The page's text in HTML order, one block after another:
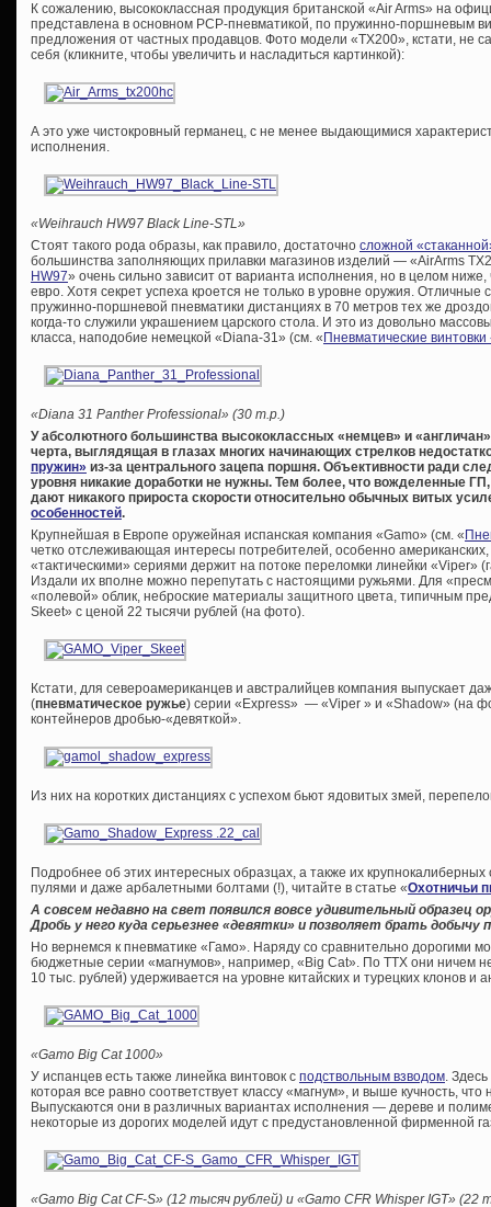
К сожалению, высококлассная продукция британской «Air Arms» на
представлена в основном PCP-пневматикой, по пружинно-поршневым
предложения от частных продавцов. Фото модели «TX200», кстати, не
себя (кликните, чтобы увеличить и насладиться картинкой):
А это уже чистокровный германец, с не менее выдающимися
исполнения.
«Weihrauch HW97 Black Line-STL»
Стоят такого рода образы, как правило, достаточно сложной
большинства заполняющих прилавки магазинов изделий — «AirArms
HW97» очень сильно зависит от варианта исполнения, но в целом
евро. Хотя секрет успеха кроется не только в уровне оружия. Отличные
пружинно-поршневой пневматики дистанциях в 70 метров тех же
когда-то служили украшением царского стола. И это из довольно
класса, наподобие немецкой «Diana-31» (см. « Пневматические
«Diana 31 Panther Professional» (30 т.р.)
У абсолютного большинства высококлассных «немцев» и
черта, выглядящая в глазах многих начинающих стрелков
пружин» из-за центрального зацепа поршня. Объективности ради
уровня никакие доработки не нужны. Тем более, что вожделенные
дают никакого прироста скорости относительно обычных витых
особенностей.
Крупнейшая в Европе оружейная испанская компания «Gamo» (см. «
четко отслеживающая интересы потребителей, особенно
«тактическими» сериями держит на потоке переломки линейки «Viper»
Издали их вполне можно перепутать с настоящими ружьями. Для
«полевой» облик, неброские материалы защитного цвета, типичным
Skeet» с ценой 22 тысячи рублей (на фото).
Кстати, для североамериканцев и австралийцев компания выпускает
(пневматическое ружье) серии «Express» — «Viper » и «Shadow» (на
контейнеров дробью-«девяткой».
Из них на коротких дистанциях с успехом бьют ядовитых змей,
Подробнее об этих интересных образцах, а также их
пулями и даже арбалетными болтами (!), читайте в статье «Охотничьи
А совсем недавно на свет появился вовсе удивительный образец
Дробь у него куда серьезнее «девятки» и позволяет брать добычу
Но вернемся к пневматике «Гамо». Наряду со сравнительно дорогими
бюджетные серии «магнумов», например, «Big Cat». По ТТХ они ничем
10 тыс. рублей) удерживается на уровне китайских и турецких клонов и
«Gamo Big Cat 1000»
У испанцев есть также линейка винтовок с подствольным взводом.
которая все равно соответствует классу «магнум», и выше кучность,
Выпускаются они в различных вариантах исполнения — дереве и
некоторые из дорогих моделей идут с предустановленной фирменной
«Gamo Big Cat CF-S» (12 тысяч рублей) и «Gamo CFR Whisper IGT» (22